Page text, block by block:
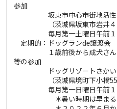
参加
坂東市中心市街地活性
（茨城県坂東市岩井４４
毎月第一土曜日午前１０
定期的：ドッグランde譲渡会
１歳前後から成犬さん（
等の参加
ドッグリゾートさかい
（茨城県境町下小橋
毎月第一日曜日午前１０
＊暑い時期は早まるこ